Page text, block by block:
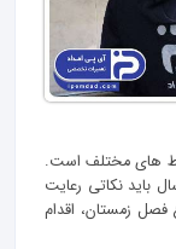
های مختلف است.
باید نکاتی رعایت
زمستان، اقدام